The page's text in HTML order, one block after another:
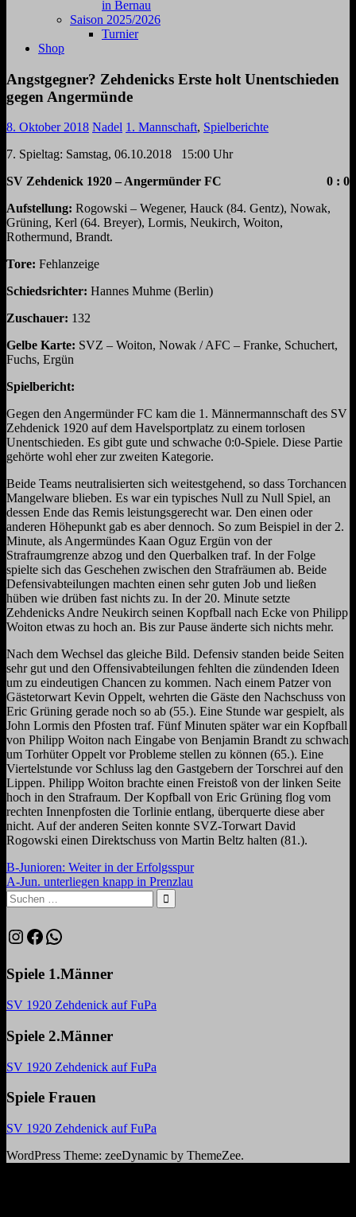
in Bernau
Saison 2025/2026
Turnier
Shop
Angstgegner? Zehdenicks Erste holt Unentschieden
gegen Angermünde
8. Oktober 2018 Nadel 1. Mannschaft, Spielberichte
7. Spieltag: Samstag, 06.10.2018 15:00 Uhr
SV Zehdenick 1920 – Angermünder FC 0 : 0
Aufstellung: Rogowski – Wegener, Hauck (84. Gentz), Nowak,
Grüning, Kerl (64. Breyer), Lormis, Neukirch, Woiton,
Rothermund, Brandt.
Tore: Fehlanzeige
Schiedsrichter: Hannes Muhme (Berlin)
Zuschauer: 132
Gelbe Karte: SVZ – Woiton, Nowak / AFC – Franke, Schuchert,
Fuchs, Ergün
Spielbericht:
Gegen den Angermünder FC kam die 1. Männermannschaft des SV
Zehdenick 1920 auf dem Havelsportplatz zu einem torlosen
Unentschieden. Es gibt gute und schwache 0:0-Spiele. Diese Partie
gehörte wohl eherzur zweiten Kategorie.
Beide Teams neutralisierten sich weitestgehend, so dass Torchancen
Mangelware blieben. Es war ein typisches Null zu Null Spiel, an
dessen Ende das Remis leistungsgerecht war. Den einen oder
anderen Höhepunkt gab es aber dennoch. So zum Beispiel in der 2.
Minute, alsAngermündes Kaan Oguz Ergün von der
Strafraumgrenze abzog und den Querbalken traf. In der Folge
spielte sich das Geschehen zwischen den Strafräumen ab. Beide
Defensivabteilungen machten einen sehr guten Job und ließen
hüben wie drüben fast nichts zu. In der 20. Minute setzte
Zehdenicks Andre Neukirch seinen Kopfball nach Ecke von Philipp
Woiton etwas zu hoch an. Bis zur Pause änderte sich nichts mehr.
Nach dem Wechsel das gleiche Bild. Defensiv standen beide Seiten
sehr gut und den Offensivabteilungen fehlten die zündenden Ideen
um zu eindeutigen Chancen zu kommen. Nach einem Patzer von
Gästetorwart Kevin Oppelt, wehrten die Gäste den Nachschuss von
Eric Grüning gerade noch so ab (55.). Eine Stunde war gespielt, als
John Lormis den Pfosten traf. FünfMinuten später war ein Kopfball
von Philipp Woiton nach Eingabe von Benjamin Brandt zu schwach
um Torhüter Oppelt vor Probleme stellen zu können (65.). Eine
Viertelstunde vor Schluss lag den Gastgebern der Torschrei auf den
Lippen. Philipp Woiton brachte einen Freistoß von der linken Seite
hoch in den Strafraum. Der Kopfball von Eric Grüning flog vom
rechten Innenpfosten die Torlinie entlang, überquerte diese aber
nicht. Auf der anderen Seiten konnte SVZ-Torwart David
Rogowski einen Direktschuss von Martin Beltz halten (81.).
Beitragsnavigation
Vorheriger
Beitrag:
B-Junioren: Weiter in der Erfolgsspur
Nächster
Beitrag:
A-Jun. unterliegen knapp in Prenzlau
Suchen
nach:
Suchen
Instagram
Facebook
WhatsApp
Spiele 1.Männer
SV 1920 Zehdenick auf FuPa
Spiele 2.Männer
SV 1920 Zehdenick auf FuPa
Spiele Frauen
SV 1920 Zehdenick auf FuPa
WordPress Theme: zeeDynamic by ThemeZee.